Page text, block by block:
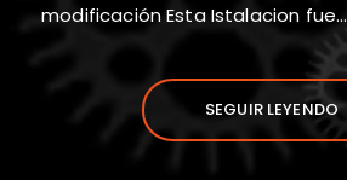
modificación Esta Istalacion fue…
SEGUIR LEYENDO